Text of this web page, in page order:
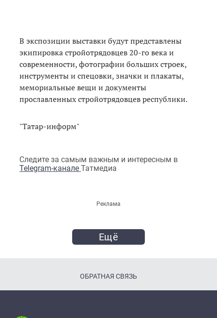
В экспозиции выставки будут представлены
экипировка стройотрядовцев 20-го века и
современности, фотографии больших строек,
инструменты и спецовки, значки и плакаты,
мемориальные вещи и документы
прославленных стройотрядовцев республики.
"Татар-информ"
Следите за самым важным и интересным в
Telegram-канале Татмедиа
Реклама
Ещё
ОБРАТНАЯ СВЯЗЬ